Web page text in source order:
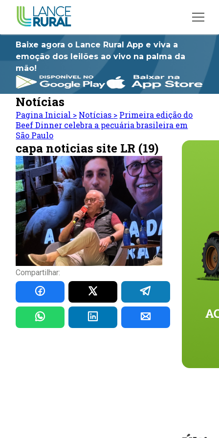
Baixe agora o Lance Rural App e viva a
emoção dos leilões ao vivo na palma da
mão!
Notícias
Pagina Inicial > Notícias > Primeira edição do
Beef Dinner celebra a pecuária brasileira em
São Paulo
capa noticias site LR (19)
Compartilhar: